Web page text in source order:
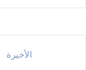
الأخيرة